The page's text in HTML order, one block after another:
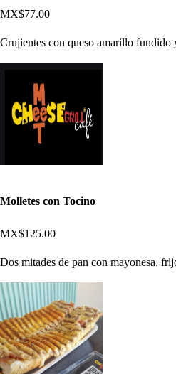
MX$77.00
Crujientes con queso amarillo fundido
Molletes con Tocino
MX$125.00
Dos mitades de pan con mayonesa,